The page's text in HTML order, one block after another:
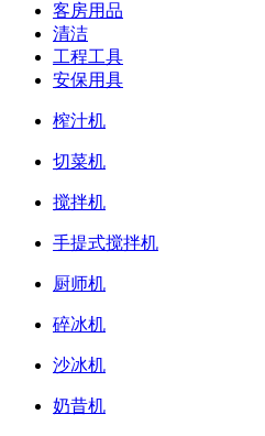
客房用品
清洁
工程工具
安保用具
榨汁机
切菜机
搅拌机
手提式搅拌机
厨师机
碎冰机
沙冰机
奶昔机